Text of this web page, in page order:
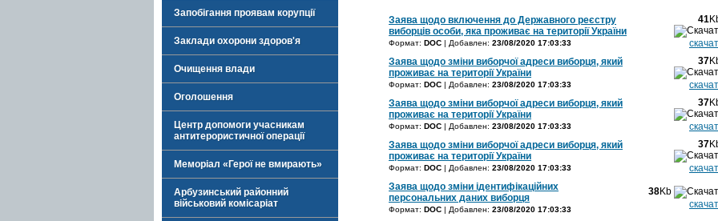
Запобігання проявам корупції
Заклади охорони здоров'я
Очищення влади
Оголошення
Центр допомоги учасникам
антитерористичної операції
Меморіал «Герої не вмирають»
Арбузинський районний
військовий комісаріат
Заява щодо включення до Державного реєстру
виборців особи, яка проживає на території України
Формат: DOC | Добавлен: 23/08/2020 17:03:33
41
Заява щодо зміни виборчої адреси виборця, який
проживає на території України
Формат: DOC | Добавлен: 23/08/2020 17:03:33
37
Заява щодо зміни виборчої адреси виборця, який
проживає на території України
Формат: DOC | Добавлен: 23/08/2020 17:03:33
37
Заява щодо зміни виборчої адреси виборця, який
проживає на території України
Формат: DOC | Добавлен: 23/08/2020 17:03:33
37
Заява щодо зміни ідентифікаційних
персональних даних виборця
Формат: DOC | Добавлен: 23/08/2020 17:03:33
38Kb